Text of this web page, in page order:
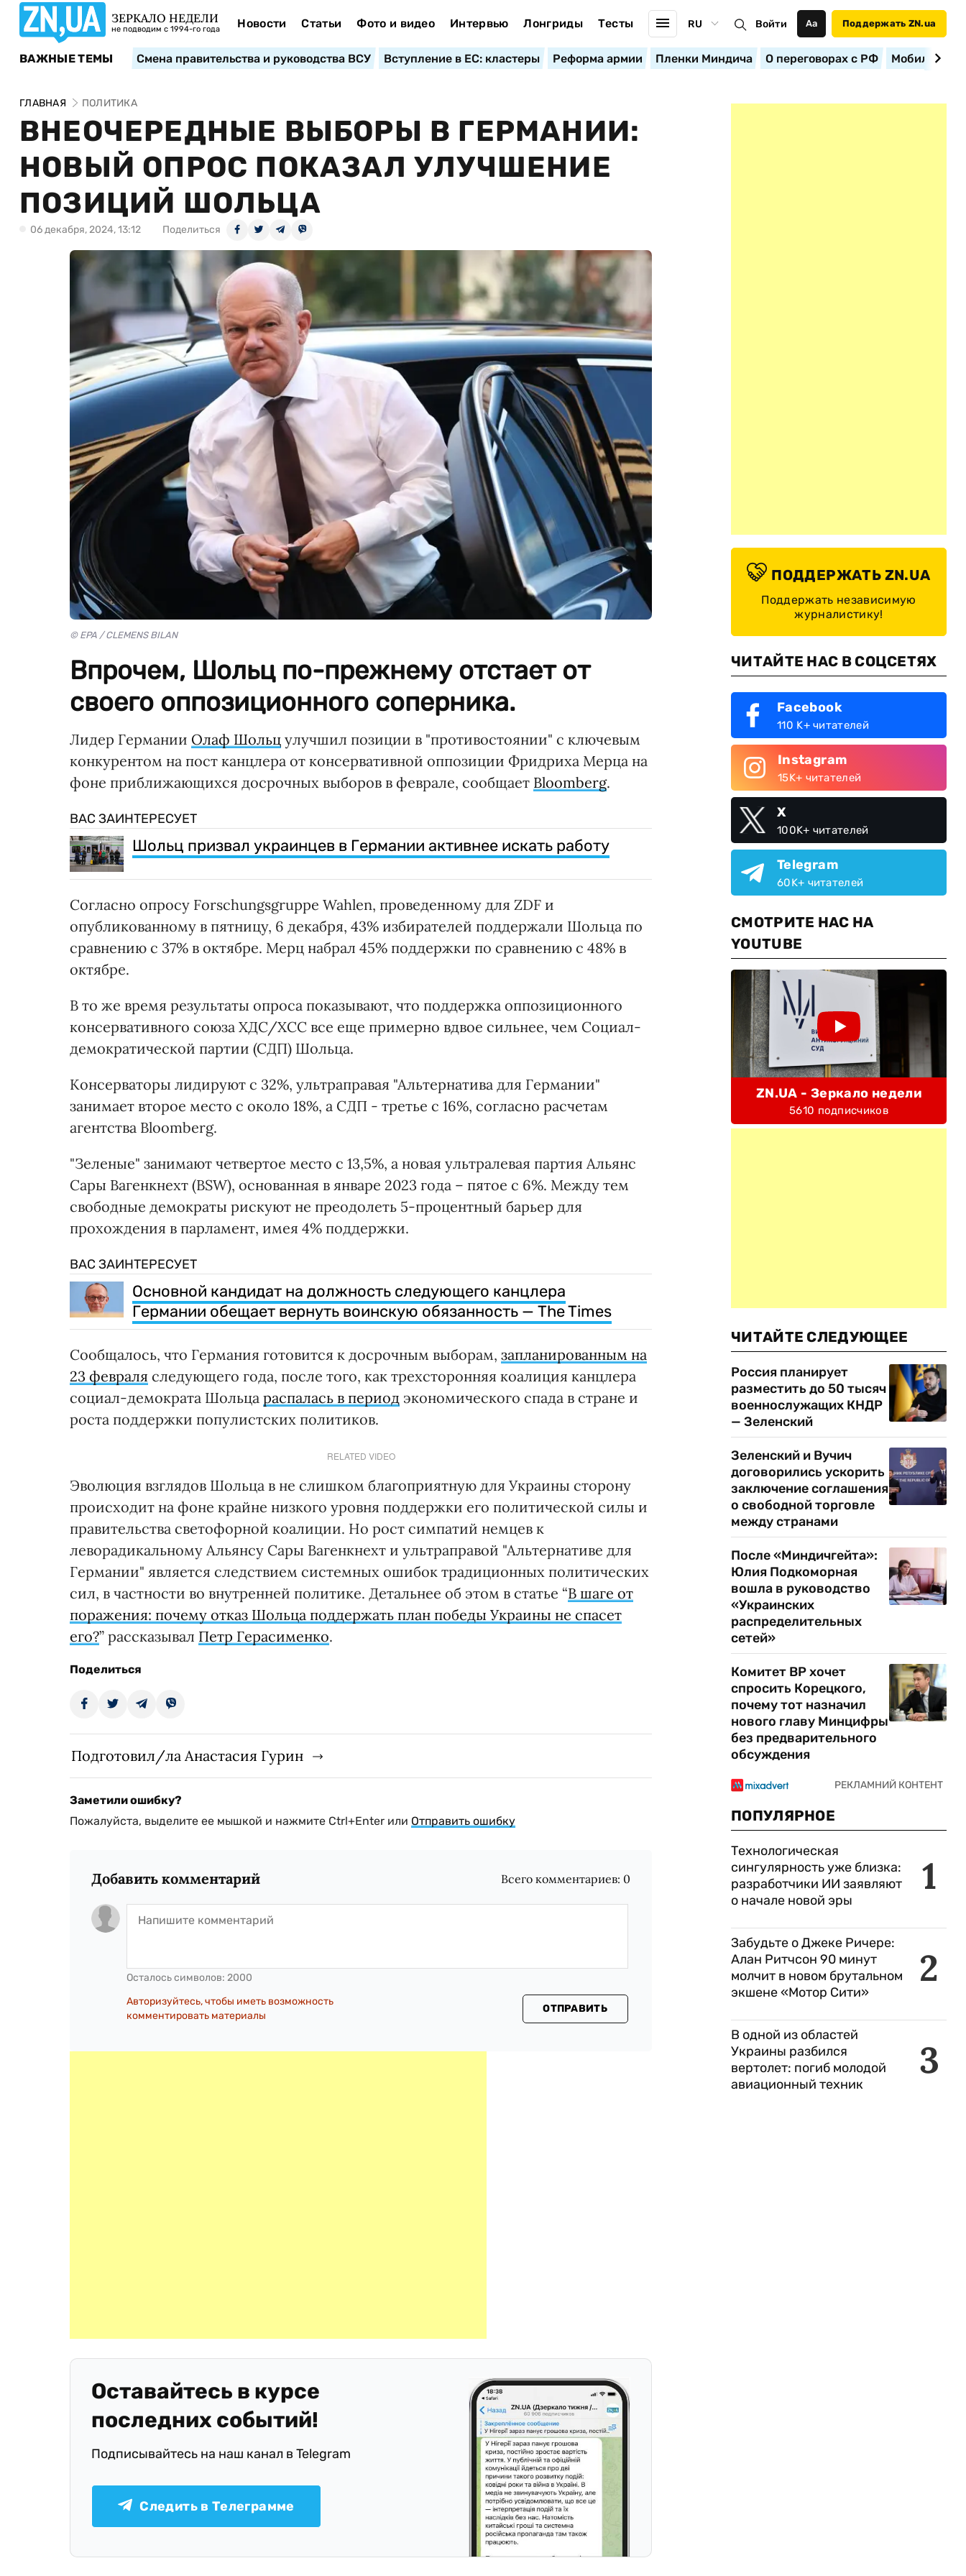
ЗЕРКАЛО НЕДЕЛИ
не подводим с 1994-го года Новости Статьи Фото и видео Интервью Лонгриды Тесты RU Войти Аа Поддержать ZN.ua
ВАЖНЫЕ ТЕМЫ Смена правительства и руководства ВСУ Вступление в ЕС: кластеры Реформа армии Пленки Миндича О переговорах с РФ
ГЛАВНАЯ ПОЛИТИКА
ВНЕОЧЕРЕДНЫЕ ВЫБОРЫ В ГЕРМАНИИ:
НОВЫЙ ОПРОС ПОКАЗАЛ УЛУЧШЕНИЕ
ПОЗИЦИЙ ШОЛЬЦА
06 декабря, 2024, 13:12 Поделиться
© EPA / CLEMENS BILAN
Впрочем, Шольц по-прежнему отстает от
своего оппозиционного соперника.
Лидер Германии Олаф Шольц улучшил позиции в "противостоянии" с ключевым
конкурентом на пост канцлера от консервативной оппозиции Фридриха Мерца на
фоне приближающихся досрочных выборов в феврале, сообщает Bloomberg.
ВАС ЗАИНТЕРЕСУЕТ
Шольц призвал украинцев в Германии активнее искать работу
Согласно опросу Forschungsgruppe Wahlen, проведенному для ZDF и
опубликованному в пятницу, 6 декабря, 43% избирателей поддержали Шольца по
сравнению с 37% в октябре. Мерц набрал 45% поддержки по сравнению с 48% в
октябре.
В то же время результаты опроса показывают, что поддержка оппозиционного
консервативного союза ХДС/ХСС все еще примерно вдвое сильнее, чем Социал-
демократической партии (СДП) Шольца.
Консерваторы лидируют с 32%, ультраправая "Альтернатива для Германии"
занимает второе место с около 18%, а СДП - третье с 16%, согласно расчетам
агентства Bloomberg.
"Зеленые" занимают четвертое место с 13,5%, а новая ультралевая партия Альянс
Сары Вагенкнехт (BSW), основанная в январе 2023 года – пятое с 6%. Между тем
свободные демократы рискуют не преодолеть 5-процентный барьер для
прохождения в парламент, имея 4% поддержки.
ВАС ЗАИНТЕРЕСУЕТ
Основной кандидат на должность следующего канцлера
Германии обещает вернуть воинскую обязанность — The Times
Сообщалось, что Германия готовится к досрочным выборам, запланированным на
23 февраля следующего года, после того, как трехсторонняя коалиция канцлера
социал-демократа Шольца распалась в период экономического спада в стране и
роста поддержки популистских политиков.
RELATED VIDEO
Эволюция взглядов Шольца в не слишком благоприятную для Украины сторону
происходит на фоне крайне низкого уровня поддержки его политической силы и
правительства светофорной коалиции. Но рост симпатий немцев к
леворадикальному Альянсу Сары Вагенкнехт и ультраправой "Альтернативе для
Германии" является следствием системных ошибок традиционных политических
сил, в частности во внутренней политике. Детальнее об этом в статье “В шаге от
поражения: почему отказ Шольца поддержать план победы Украины не спасет
его?” рассказывал Петр Герасименко.
Поделиться
Подготовил/ла Анастасия Гурин
Заметили ошибку?
Пожалуйста, выделите ее мышкой и нажмите Ctrl+Enter или Отправить ошибку
Добавить комментарий Всего комментариев: 0
Осталось символов: 2000
Авторизуйтесь, чтобы иметь возможность
комментировать материалы
ОТПРАВИТЬ
Оставайтесь в курсе
последних событий!
Подписывайтесь на наш канал в Telegram
Следить в Телеграмме
ПОДДЕРЖАТЬ ZN.UA
Поддержать независимую
журналистику!
ЧИТАЙТЕ НАС В СОЦСЕТЯХ
Facebook
110 K+ читателей
Instagram
15K+ читателей
X
100K+ читателей
Telegram
60K+ читателей
СМОТРИТЕ НАС НА
YOUTUBE
ZN.UA - Зеркало недели
5610 подписчиков
ЧИТАЙТЕ СЛЕДУЮЩЕЕ
Россия планирует
разместить до 50 тысяч
военнослужащих КНДР
— Зеленский
Зеленский и Вучич
договорились ускорить
заключение соглашения
о свободной торговле
между странами
После «Миндичгейта»:
Юлия Подкоморная
вошла в руководство
«Украинских
распределительных
сетей»
Комитет ВР хочет
спросить Корецкого,
почему тот назначил
нового главу Минцифры
без предварительного
обсуждения
ПОПУЛЯРНОЕ
1
Технологическая
сингулярность уже близка:
разработчики ИИ заявляют
о начале новой эры
2
Забудьте о Джеке Ричере:
Алан Ритчсон 90 минут
молчит в новом брутальном
экшене «Мотор Сити»
3
В одной из областей
Украины разбился
вертолет: погиб молодой
авиационный техник